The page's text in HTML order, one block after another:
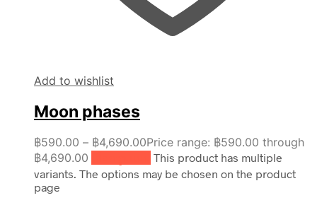
Add to wishlist
Moon phases
฿590.00 – ฿4,690.00Price range: ฿590.00 through
฿4,690.00
This product has multiple
variants. The options may be chosen on the product
page